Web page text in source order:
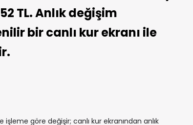
TL. Anlık değişim
bir canlı kur ekranı ile
göre değişir; canlı kur ekranından anlık